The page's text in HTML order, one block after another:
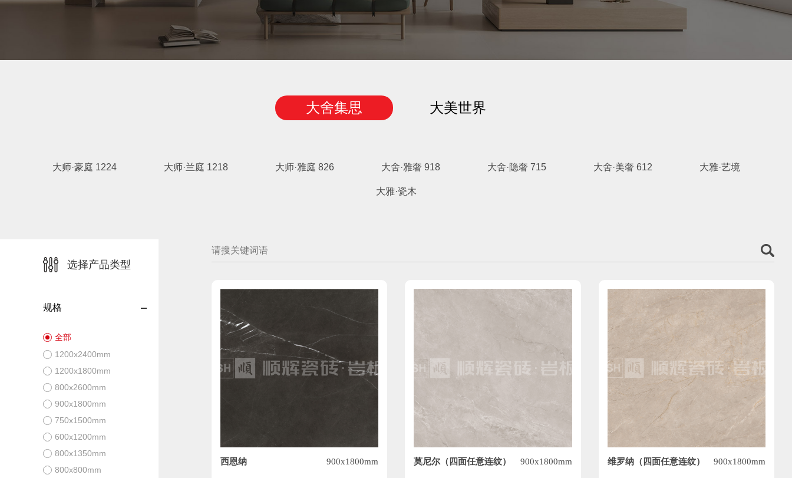
大舍集思 大美世界
大师·豪庭 1224 大师·兰庭 1218 大师·雅庭 826 大舍·雅奢 918 大舍·隐奢 715 大舍·美奢 612 大雅·艺境
大雅·瓷木
西恩纳 900x1800mm 莫尼尔（四面任意连纹） 900x1800mm 维罗纳（四面任意连纹） 900x1800mm
选择产品类型
规格
全部
1200x2400mm
1200x1800mm
800x2600mm
900x1800mm
750x1500mm
600x1200mm
800x1350mm
800x800mm